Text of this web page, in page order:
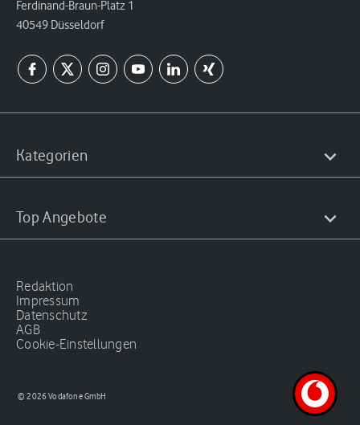
Ferdinand-Braun-Platz 1
40549 Düsseldorf
Kategorien
Top Angebote
Redaktion
Impressum
Datenschutz
AGB
Cookie-Einstellungen
© 2026 Vodafone GmbH